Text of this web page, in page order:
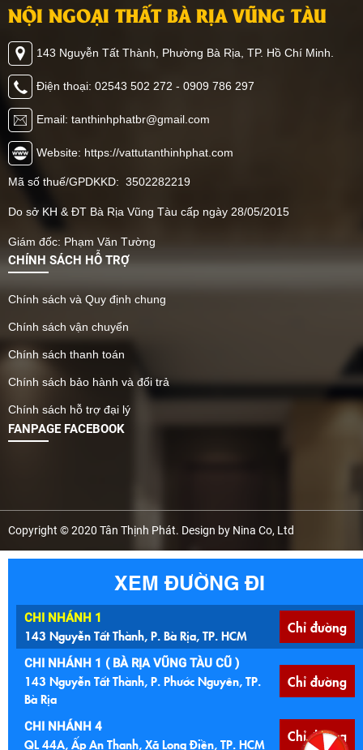
NỘI NGOẠI THẤT BÀ RỊA VŨNG TÀU
143 Nguyễn Tất Thành, Phường Bà Rịa, TP. Hồ Chí Minh.
Điện thoại: 02543 502 272 - 0909 786 297
Email: tanthinhphatbr@gmail.com
Website: https://vattutanthinhphat.com
Mã số thuế/GPDKKD: 3502282219
Do sở KH & ĐT Bà Rịa Vũng Tàu cấp ngày 28/05/2015
Giám đốc: Phạm Văn Tường
CHÍNH SÁCH HỖ TRỢ
Chính sách và Quy định chung
Chính sách vận chuyển
Chính sách thanh toán
Chính sách bảo hành và đổi trả
Chính sách hỗ trợ đại lý
FANPAGE FACEBOOK
Copyright © 2020 Tân Thịnh Phát. Design by Nina Co, Ltd
XEM ĐƯỜNG ĐI
CHI NHÁNH 1
143 Nguyễn Tất Thành, P. Bà Rịa, TP. HCM Chỉ đường
CHI NHÁNH 1 ( BÀ RỊA VŨNG TÀU CŨ )
143 Nguyễn Tất Thành, P. Phước Nguyên, TP.
Bà Rịa
Chỉ đường
CHI NHÁNH 4
QL 44A, Ấp An Thạnh, Xã Long Điền, TP. HCM Chỉ đường